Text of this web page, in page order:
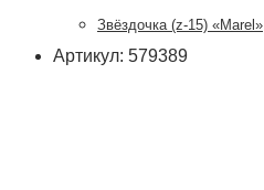
Звёздочка (z-15) «Marel»
Артикул: 579389